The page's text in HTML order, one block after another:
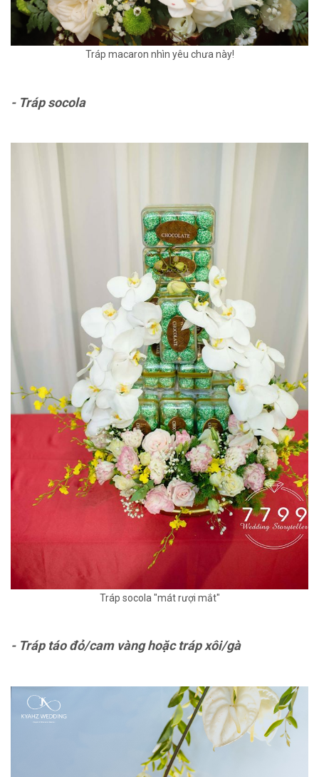
Tráp macaron nhìn yêu chưa này!
- Tráp socola
Tráp socola "mát rượi mắt"
- Tráp táo đỏ/cam vàng hoặc tráp xôi/gà